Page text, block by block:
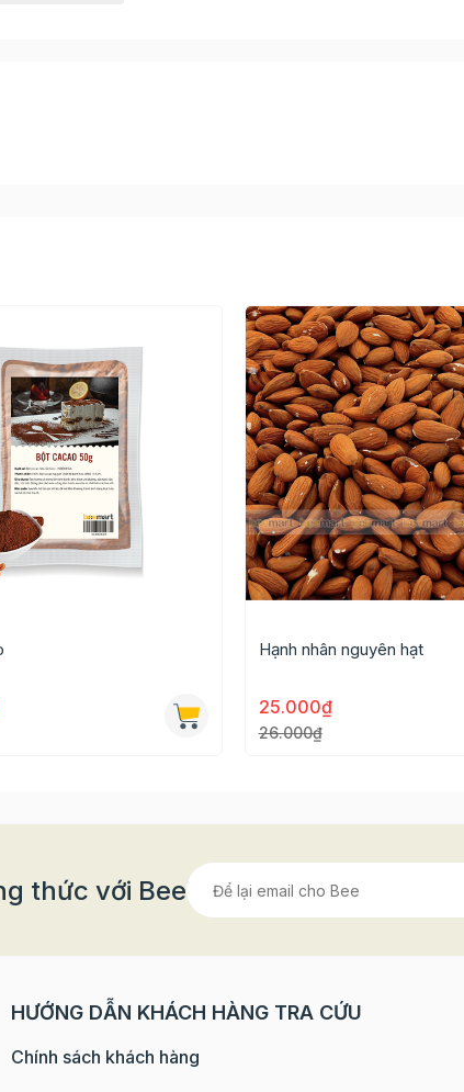
thể ăn trực tiếp hoặc làm nhiều loại bánh, kẹo,
Hạnh nhân nguyên hạt
25.000₫
26.000₫
thức với Bee
HƯỚNG DẪN KHÁCH HÀNG TRA CỨU
Chính sách khách hàng